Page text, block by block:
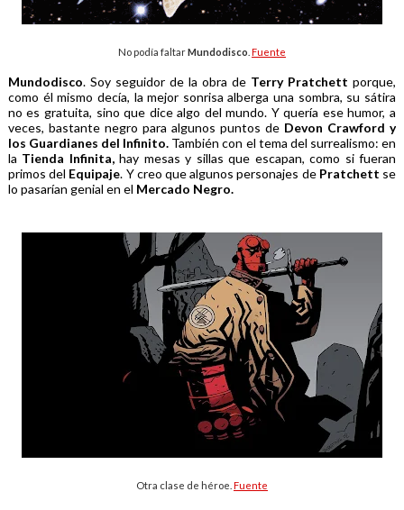
No podía faltarMundodisco Fuente
Mundodisco. Soy seguidor de la obra de Terry Pratchettporque,
como él mismo decía, la mejor sonrisa alberga una sombra, su sátira
no es gratuita, sino que dice algo del mundo. Y quería ese humor, a
veces, bastante negro para algunos puntos de Devon Crawford y
los Guardianes del Infinito. También con el tema del surrealismo: en
la Tienda Infinita,hay mesas y sillas que escapan, como si fueran
primos del Equipaje. Y creo que algunos personajes de Pratchett se
lo pasarían genial en el Mercado Negro.
Otra clase de héroe. Fuente